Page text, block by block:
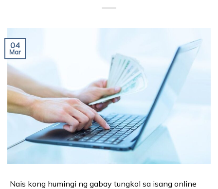
04
Mar
Nais kong humingi ng gabay tungkol sa isang online